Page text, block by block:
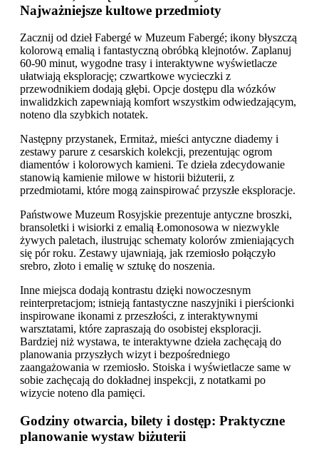
Najważniejsze kultowe przedmioty
Zacznij od dzieł Fabergé w Muzeum Fabergé; ikony błyszczą
kolorową emalią i fantastyczną obróbką klejnotów. Zaplanuj
60-90 minut, wygodne trasy i interaktywne wyświetlacze
ułatwiają eksplorację; czwartkowe wycieczki z
przewodnikiem dodają głębi. Opcje dostępu dla wózków
inwalidzkich zapewniają komfort wszystkim odwiedzającym,
noteno dla szybkich notatek.
Następny przystanek, Ermitaż, mieści antyczne diademy i
zestawy parure z cesarskich kolekcji, prezentując ogrom
diamentów i kolorowych kamieni. Te dzieła zdecydowanie
stanowią kamienie milowe w historii biżuterii, z
przedmiotami, które mogą zainspirować przyszłe eksploracje.
Państwowe Muzeum Rosyjskie prezentuje antyczne broszki,
bransoletki i wisiorki z emalią Łomonosowa w niezwykle
żywych paletach, ilustrując schematy kolorów zmieniających
się pór roku. Zestawy ujawniają, jak rzemiosło połączyło
srebro, złoto i emalię w sztukę do noszenia.
Inne miejsca dodają kontrastu dzięki nowoczesnym
reinterpretacjom; istnieją fantastyczne naszyjniki i pierścionki
inspirowane ikonami z przeszłości, z interaktywnymi
warsztatami, które zapraszają do osobistej eksploracji.
Bardziej niż wystawa, te interaktywne dzieła zachęcają do
planowania przyszłych wizyt i bezpośredniego
zaangażowania w rzemiosło. Stoiska i wyświetlacze same w
sobie zachęcają do dokładnej inspekcji, z notatkami po
wizycie noteno dla pamięci.
Godziny otwarcia, bilety i dostęp: Praktyczne
planowanie wystaw biżuterii